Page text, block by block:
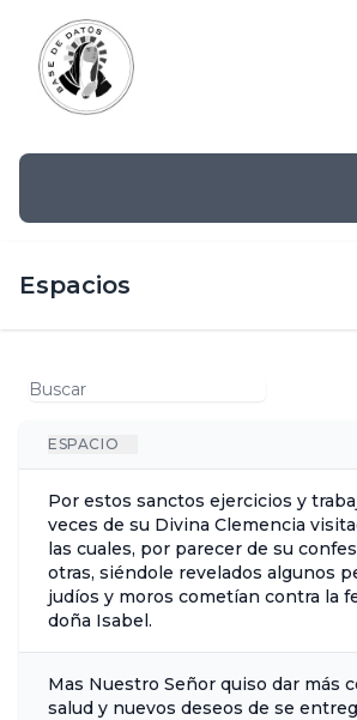
Espacios
ESPACIO
Por estos sanctos ejercicios y
veces de su Divina Clemencia
las cuales, por parecer de su
otras, siéndole revelados algunos
judíos y moros cometían contra la
doña Isabel.
Mas Nuestro Señor quiso dar más
salud y nuevos deseos de se